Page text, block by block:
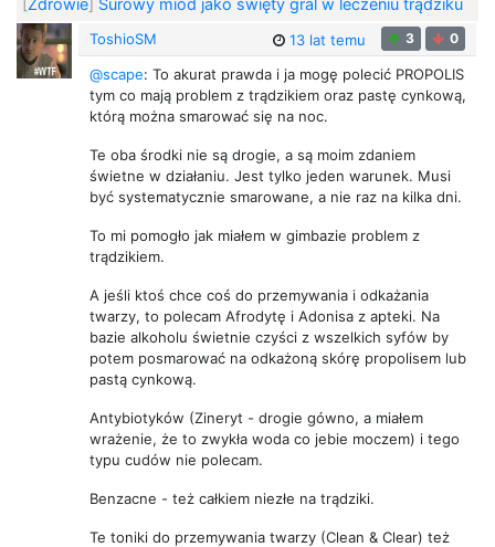
[Zdrowie] Surowy miód jako święty gral w leczeniu trądziku
ToshioSM 13 lat temu 3 0
@scape: To akurat prawda i ja mogę polecić PROPOLIS
tym co mają problem z trądzikiem oraz pastę cynkową,
którą można smarować się na noc.
Te oba środki nie są drogie, a są moim zdaniem
świetne w działaniu. Jest tylko jeden warunek. Musi
być systematycznie smarowane, a nie raz na kilka dni.
To mi pomogło jak miałem w gimbazie problem z
trądzikiem.
A jeśli ktoś chce coś do przemywania i odkażania
twarzy, to polecam Afrodytę i Adonisa z apteki. Na
bazie alkoholu świetnie czyści z wszelkich syfów by
potem posmarować na odkażoną skórę propolisem lub
pastą cynkową.
Antybiotyków (Zineryt - drogie gówno, a miałem
wrażenie, że to zwykła woda co jebie moczem) i tego
typu cudów nie polecam.
Benzacne - też całkiem niezłe na trądziki.
Te toniki do przemywania twarzy (Clean & Clear) też